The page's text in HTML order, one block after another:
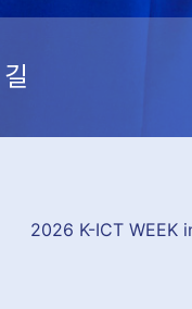
2026 K-ICT WEEK